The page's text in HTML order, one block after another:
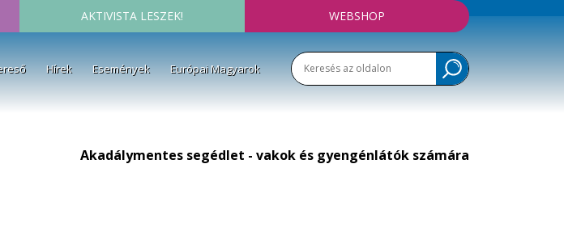
AKTIVISTA LESZEK! WEBSHOP
Hírek Események Európai Magyarok
Akadálymentes segédlet - vakok és gyengénlátók számára